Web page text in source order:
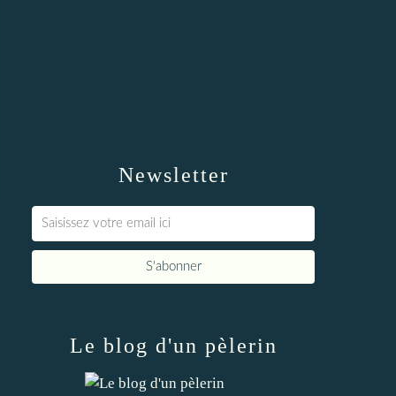
Newsletter
Le blog d'un pèlerin